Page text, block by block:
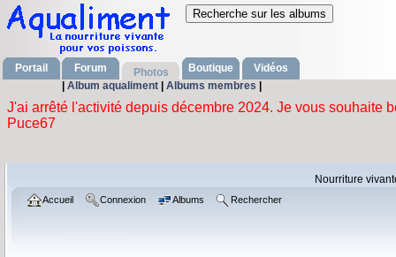
Portail Forum Photos Boutique
Vidéos
Album aqualiment Albums membres
Nourriture
Accueil Connexion Albums Rechercher